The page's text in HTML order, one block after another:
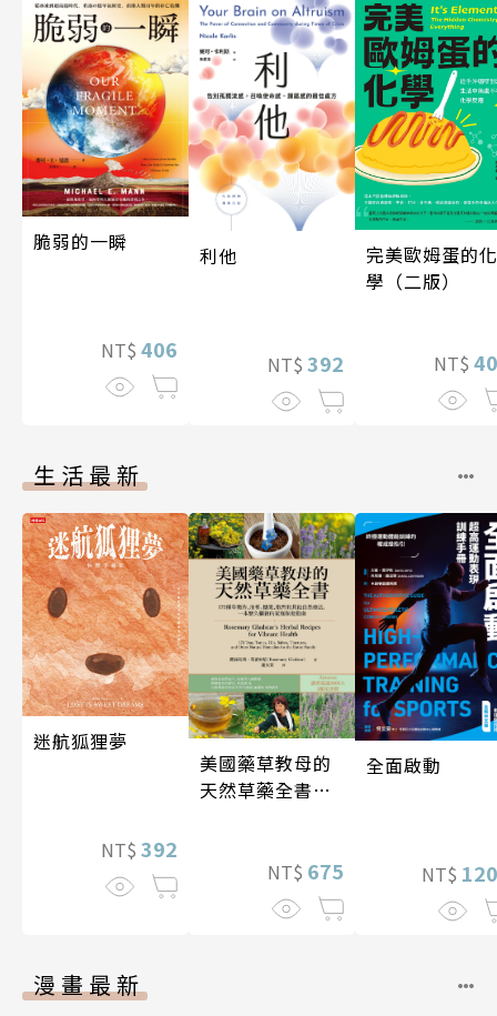
脆弱的一瞬
NT$ 406
利他
NT$ 392
完美歐姆蛋的化
學（二版）
NT$
生活最新
迷航狐狸夢
NT$ 392
美國藥草教母的
天然草藥全書
NT$ 675
全面啟動
NT$
漫畫最新